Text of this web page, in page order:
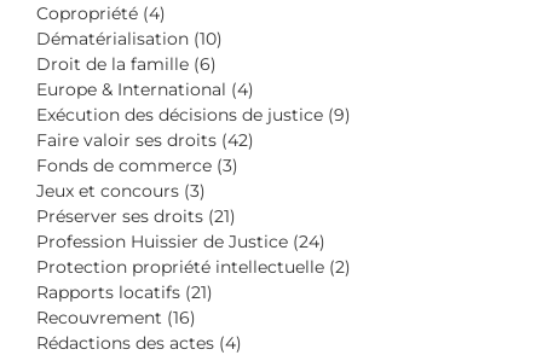
Copropriété (4)
Dématérialisation (10)
Droit de la famille (6)
Europe & International (4)
Exécution des décisions de justice (9)
Faire valoir ses droits (42)
Fonds de commerce (3)
Jeux et concours (3)
Préserver ses droits (21)
Profession Huissier de Justice (24)
Protection propriété intellectuelle (2)
Rapports locatifs (21)
Recouvrement (16)
Rédactions des actes (4)